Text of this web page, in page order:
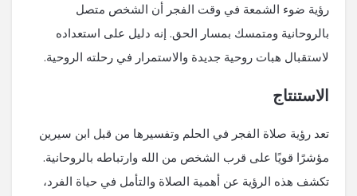
رؤية ضوء الشمعة في وقت الفجر أن الشخص متصل
بالروحانية ومتمسك بمسار الحق. إنه دليل على استعداده
لاستقبال هبات روحية جديدة والاستمرار في رحلته الروحية.
الاستنتاج
تعد رؤية صلاة الفجر في الحلم وتفسيرها من قبل ابن سيرين
مؤشرًا قويًا على قرب الشخص من الله وارتباطه بالروحانية.
تكشف هذه الرؤية عن أهمية الصلاة والتأمل في حياة الفرد،